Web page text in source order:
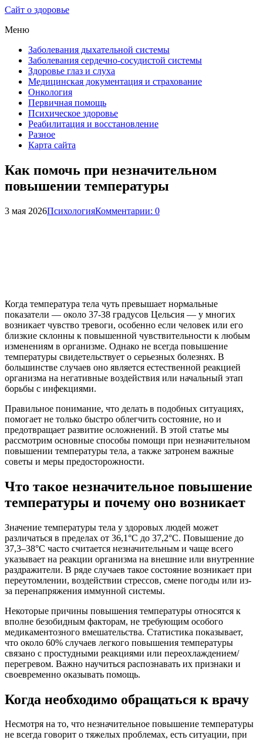
Сайт о здоровье
Меню
Заболевания дыхательной системы
Заболевания сердечно-сосудистой системы
Здоровье глаз и слуха
Медицинская документация и страхование
Онкология
Первичная помощь
Психическое здоровье
Реабилитация и восстановление
Разное
Карта сайта
Как помочь при незначительном
повышении температуры
3 мая 2026ПсихологияКомментарии: 0
Когда температура тела чуть превышает нормальные
показатели — около 37-38 градусов Цельсия — у многих
возникает чувство тревоги, особенно если человек или его
близкие склонны к повышенной чувствительности к любым
изменениям в организме. Однако не всегда повышение
температуры свидетельствует о серьезных болезнях. В
большинстве случаев оно является естественной реакцией
организма на негативные воздействия или начальный этап
борьбы с инфекциями.
Правильное понимание, что делать в подобных ситуациях,
помогает не только быстро облегчить состояние, но и
предотвращает развитие осложнений. В этой статье мы
рассмотрим основные способы помощи при незначительном
повышении температуры тела, а также затронем важные
советы и меры предосторожности.
Что такое незначительное повышение
температуры и почему оно возникает
Значение температуры тела у здоровых людей может
различаться в пределах от 36,1°C до 37,2°C. Повышение до
37,3–38°C часто считается незначительным и чаще всего
указывает на реакции организма на внешние или внутренние
раздражители. В ряде случаев такое состояние возникает при
переутомлении, воздействии стрессов, смене погоды или из-
за перенапряжения иммунной системы.
Некоторые причины повышения температуры относятся к
вполне безобидным факторам, не требующим особого
медикаментозного вмешательства. Статистика показывает,
что около 60% случаев легкого повышения температуры
связано с простудными реакциями или переохлаждением/
перегревом. Важно научиться распознавать их признаки и
своевременно оказывать помощь.
Когда необходимо обращаться к врачу
Несмотря на то, что незначительное повышение температуры
не всегда говорит о тяжелых проблемах, есть ситуации, при